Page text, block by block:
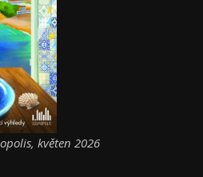
květen 2026